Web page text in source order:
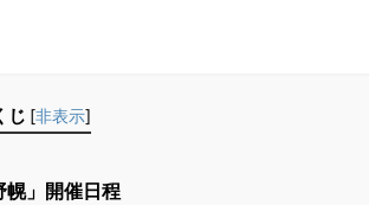
じ [非表示]
」開催日程